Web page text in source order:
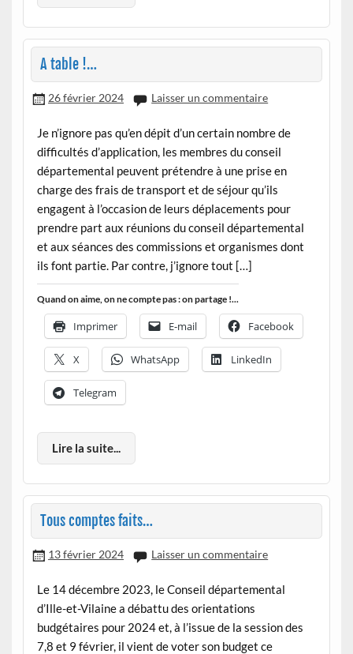
A table !…
26 février 2024 Laisser un commentaire
Je n’ignore pas qu’en dépit d’un certain nombre de
difficultés d’application, les membres du conseil
départemental peuvent prétendre à une prise en
charge des frais de transport et de séjour qu’ils
engagent à l’occasion de leurs déplacements pour
prendre part aux réunions du conseil départemental
et aux séances des commissions et organismes dont
ils font partie. Par contre, j’ignore tout […]
Quand on aime, on ne compte pas : on partage !...
Imprimer E-mail Facebook
X WhatsApp LinkedIn
Telegram
Lire la suite...
Tous comptes faits…
13 février 2024 Laisser un commentaire
Le 14 décembre 2023, le Conseil départemental
d’Ille-et-Vilaine a débattu des orientations
budgétaires pour 2024 et, à l’issue de la session des
7,8 et 9 février, il vient de voter son budget ce